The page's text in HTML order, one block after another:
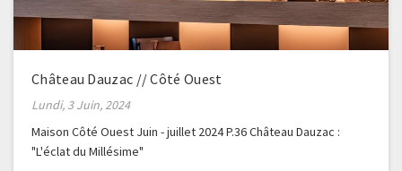
Château Dauzac // Côté Ouest
Lundi, 3 Juin, 2024
Maison Côté Ouest Juin - juillet 2024 P.36 Château Dauzac :
"L'éclat du Millésime"